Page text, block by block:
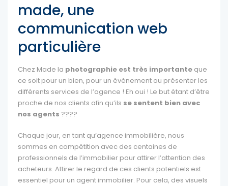
made, une
communication web
particulière
Chez Made la photographie est très importante que
ce soit pour un bien, pour un évènement ou présenter les
différents services de l’agence ! Eh oui ! Le but étant d’être
proche de nos clients afin qu’ils se sentent bien avec
nos agents ????
Chaque jour, en tant qu’agence immobilière, nous
sommes en compétition avec des centaines de
professionnels de l’immobilier pour attirer l’attention des
acheteurs. Attirer le regard de ces clients potentiels est
essentiel pour un agent immobilier. Pour cela, des visuels